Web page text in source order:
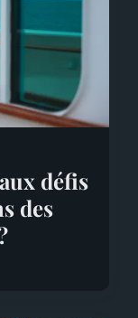
défis
des